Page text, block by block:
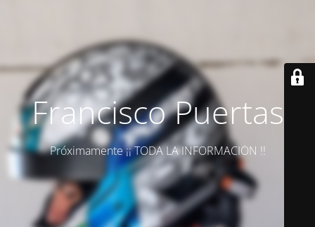
Francisco Puertas
Próximamente ¡¡ TODA LA INFORMACIÓN !!